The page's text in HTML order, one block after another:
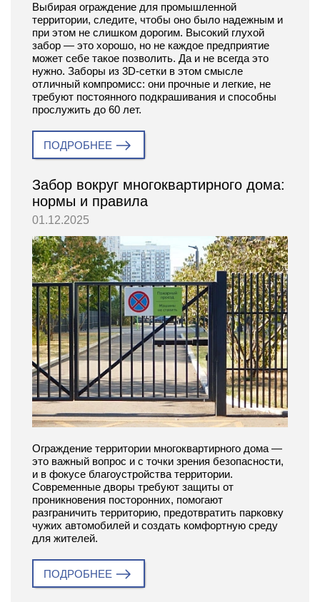
Выбирая ограждение для промышленной
территории, следите, чтобы оно было надежным и
при этом не слишком дорогим. Высокий глухой
забор — это хорошо, но не каждое предприятие
может себе такое позволить. Да и не всегда это
нужно. Заборы из 3D-сетки в этом смысле
отличный компромисс: они прочные и легкие, не
требуют постоянного подкрашивания и способны
прослужить до 60 лет.
ПОДРОБНЕЕ
Забор вокруг многоквартирного дома:
нормы и правила
01.12.2025
Ограждение территории многоквартирного дома —
это важный вопрос и с точки зрения безопасности,
и в фокусе благоустройства территории.
Современные дворы требуют защиты от
проникновения посторонних, помогают
разграничить территорию, предотвратить парковку
чужих автомобилей и создать комфортную среду
для жителей.
ПОДРОБНЕЕ